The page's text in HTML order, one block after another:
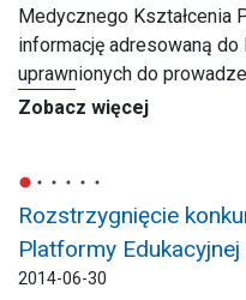
Medycznego Kształcenia
informację adresowaną
uprawnionych do
Zobacz więcej
Rozstrzygnięcie
Platformy Edukacyjnej
2014-06-30